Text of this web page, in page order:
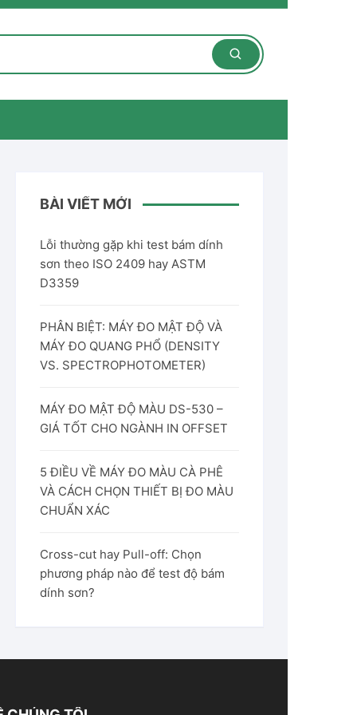
BÀI VIẾT MỚI
Lỗi thường gặp khi test bám dính
sơn theo ISO 2409 hay ASTM
D3359
PHÂN BIỆT: MÁY ĐO MẬT ĐỘ VÀ
MÁY ĐO QUANG PHỔ (DENSITY
VS. SPECTROPHOTOMETER)
MÁY ĐO MẬT ĐỘ MÀU DS-530 –
GIÁ TỐT CHO NGÀNH IN OFFSET
5 ĐIỀU VỀ MÁY ĐO MÀU CÀ PHÊ
VÀ CÁCH CHỌN THIẾT BỊ ĐO MÀU
CHUẨN XÁC
Cross-cut hay Pull-off: Chọn
phương pháp nào để test độ bám
dính sơn?